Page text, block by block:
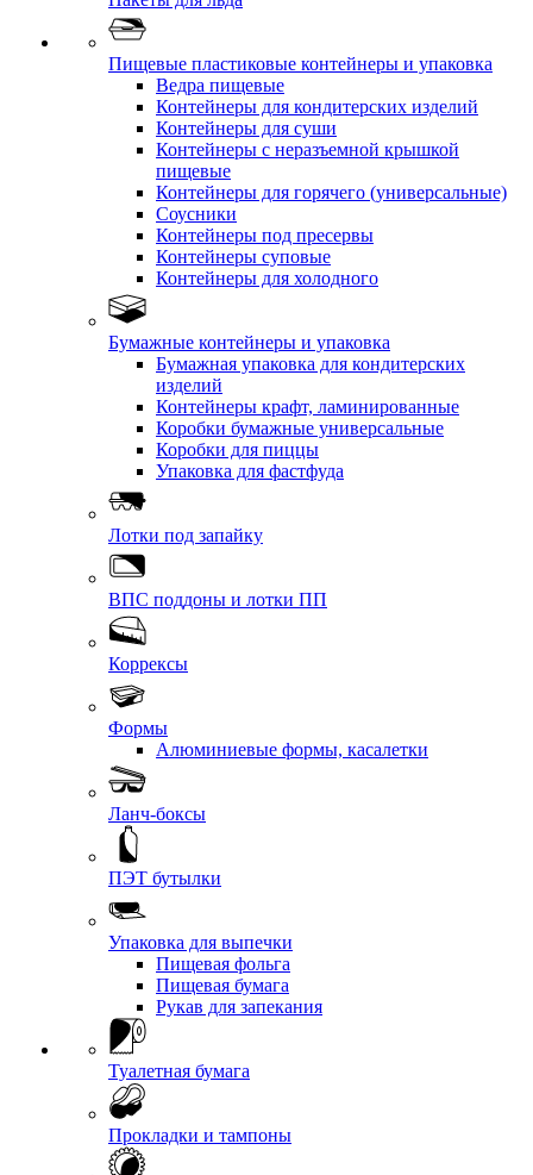
Пищевые пластиковые контейнеры и упаковка
Ведра пищевые
Контейнеры для кондитерских изделий
Контейнеры для суши
Контейнеры с неразъемной крышкой
пищевые
Контейнеры для горячего (универсальные)
Соусники
Контейнеры под пресервы
Контейнеры суповые
Контейнеры для холодного
Бумажные контейнеры и упаковка
Бумажная упаковка для кондитерских
изделий
Контейнеры крафт, ламинированные
Коробки бумажные универсальные
Коробки для пиццы
Упаковка для фастфуда
Лотки под запайку
ВПС поддоны и лотки ПП
Коррексы
Формы
Алюминиевые формы, касалетки
Ланч-боксы
ПЭТ бутылки
Упаковка для выпечки
Пищевая фольга
Пищевая бумага
Рукав для запекания
Туалетная бумага
Прокладки и тампоны